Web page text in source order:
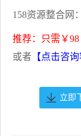
158资源整合网
推荐：只需￥98
或者 【点击咨询
立即